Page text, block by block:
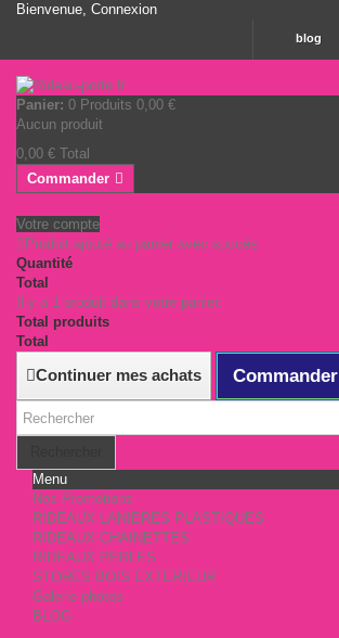
Bienvenue, Connexion
blog
Panier: 0 Produits 0,00 €
Aucun produit
0,00 € Total
Commander
Votre compte
Produit ajouté au panier avec succès
Quantité
Total
Il y a 1 produit dans votre panier.
Total produits
Total
Continuer mes achats Commander
Menu
Nos Promotions
RIDEAUX LANIERES PLASTIQUES
RIDEAUX CHAINETTES
RIDEAUX PERLES
STORES BOIS EXTERIEUR
Galerie photos
BLOG